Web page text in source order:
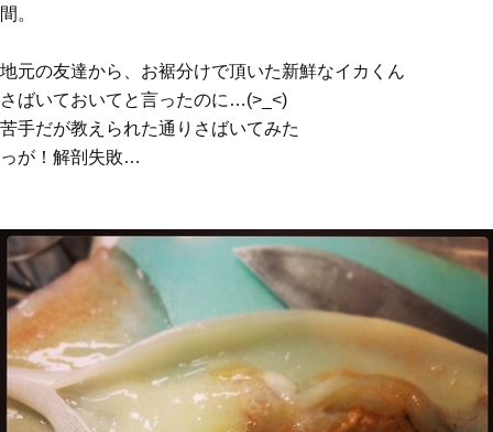
間。
地元の友達から、お裾分けで頂いた新鮮なイカくん
さばいておいてと言ったのに…(>_<)
苦手だが教えられた通りさばいてみた
っが！解剖失敗…